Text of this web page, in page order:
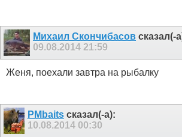
Михаил Скончибасов сказал(-
09.08.2014 21:59
Женя, поехали завтра на рыбалку
PMbaitsсказал(-а):
10.08.2014 00:30